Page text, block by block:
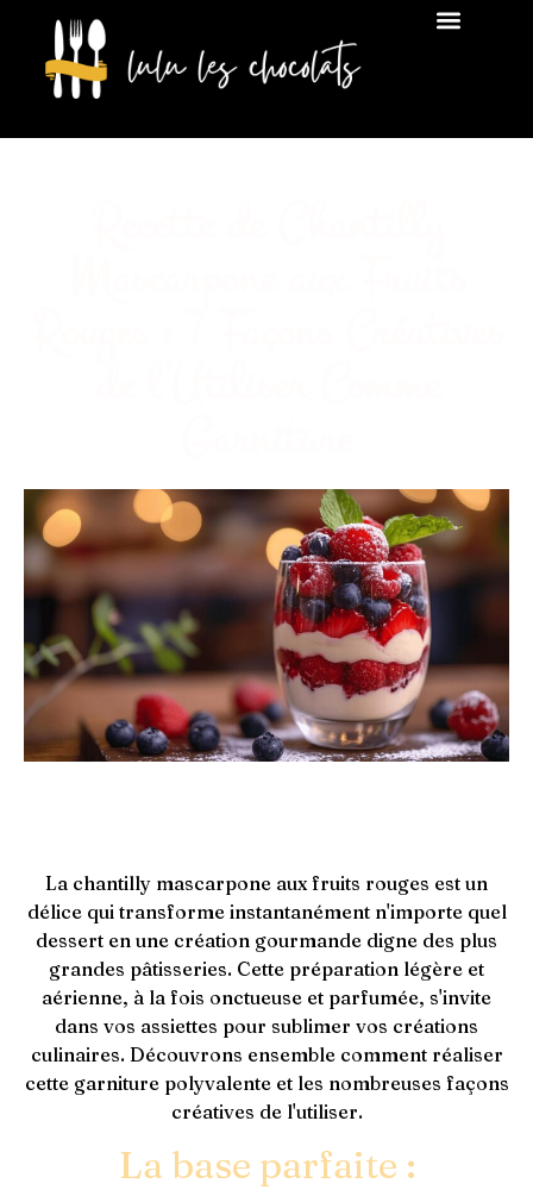
La chantilly mascarpone aux fruits rouges est un
délice qui transforme instantanément n'importe quel
dessert en une création gourmande digne des plus
grandes pâtisseries. Cette préparation légère et
aérienne, à la fois onctueuse et parfumée, s'invite
dans vos assiettes pour sublimer vos créations
culinaires. Découvrons ensemble comment réaliser
cette garniture polyvalente et les nombreuses façons
créatives de l'utiliser.
La base parfaite :